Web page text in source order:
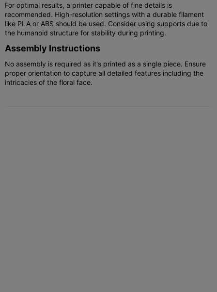
For optimal results, a printer capable of fine details is
recommended. High-resolution settings with a durable filament
like PLA or ABS should be used. Consider using supports due to
the humanoid structure for stability during printing.
Assembly Instructions
No assembly is required as it's printed as a single piece. Ensure
proper orientation to capture all detailed features including the
intricacies of the floral face.